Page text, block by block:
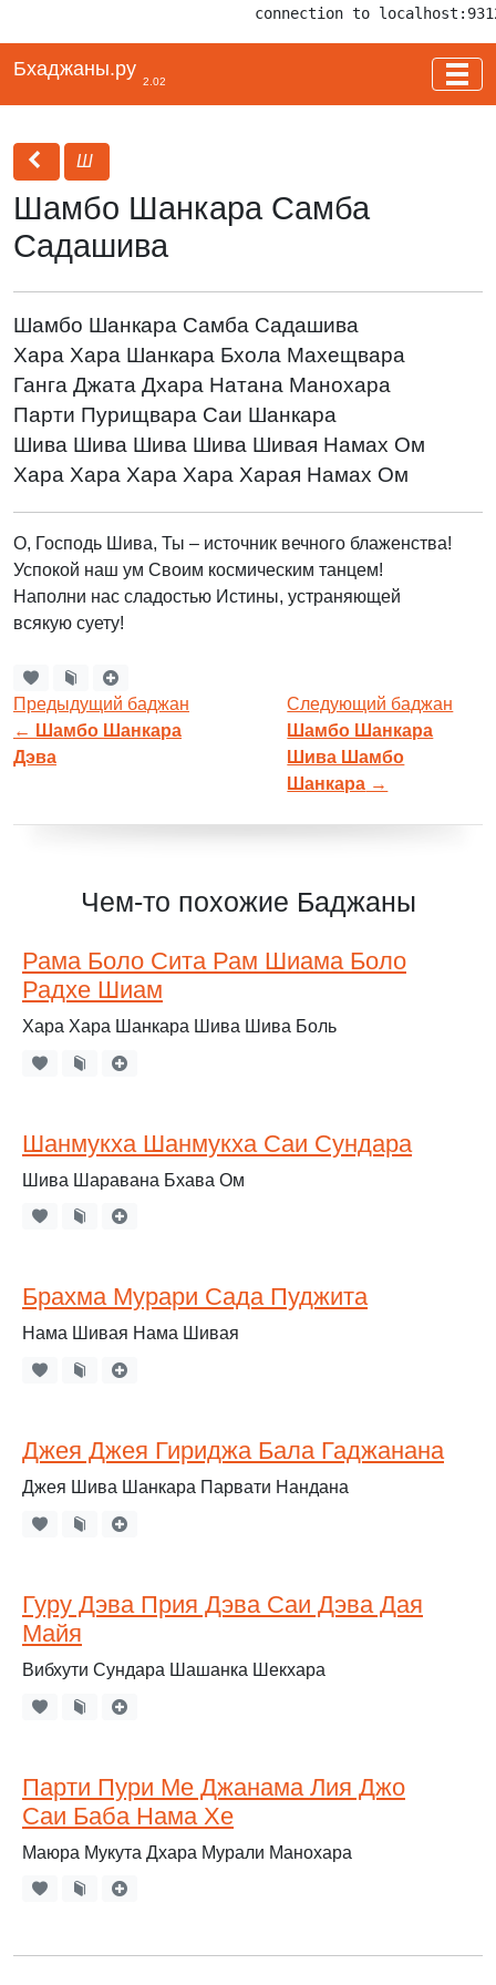
connection to
Бхаджаны.ру
2.02
Ш
Шамбо Шанкара Самба
Садашива
Шамбо Шанкара Самба Садашива
Хара Хара Шанкара Бхола Махещвара
Ганга Джата Дхара Натана Манохара
Парти Пурищвара Саи Шанкара
Шива Шива Шива Шива Шивая Намах Ом
Хара Хара Хара Хара Харая Намах Ом
О, Господь Шива, Ты – источник вечного блаженства!
Успокой наш ум Своим космическим танцем!
Наполни нас сладостью Истины, устраняющей
всякую суету!
Предыдущий баджан
← Шамбо Шанкара
Дэва
Следующий баджан
Шамбо Шанкара
Шива Шамбо
Шанкара →
Чем-то похожие Баджаны
Рама Боло Сита Рам Шиама Боло
Радхе Шиам
Хара Хара Шанкара Шива Шива Боль
Шанмукха Шанмукха Саи Сундара
Шива Шаравана Бхава Ом
Брахма Мурари Сада Пуджита
Нама Шивая Нама Шивая
Джея Джея Гириджа Бала Гаджанана
Джея Шива Шанкара Парвати Нандана
Гуру Дэва Прия Дэва Саи Дэва Дая
Майя
Вибхути Сундара Шашанка Шекхара
Парти Пури Ме Джанама Лия Джо
Саи Баба Нама Хе
Маюра Мукута Дхара Мурали Манохара